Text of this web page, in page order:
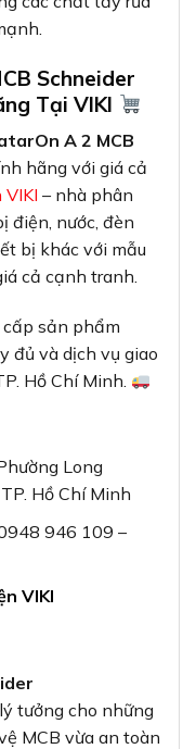
Schneider
Tại VIKI
A 2 MCB
hãng với giá cả
– nhà phân
điện, nước, đèn
bị khác với mẫu
cả cạnh tranh.
cấp sản phẩm
đủ và dịch vụ giao
Hồ Chí Minh.
Long
Hồ Chí Minh
946 109 –
VIKI
tưởng cho những
MCB vừa an toàn